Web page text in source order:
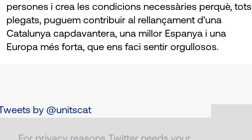
persones i crea les condicions necessàries perquè, tots
plegats, puguem contribuir al rellançament d’una
Catalunya capdavantera, una millor Espanya i una
Europa més forta, que ens faci sentir orgullosos.
Tweets by @unitscat